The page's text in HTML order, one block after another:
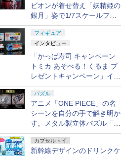
ビオンが着せ替え「妖精姫の
銀月」姿で1/7スケールフィ
ギュア化！
フィギュア
インタビュー
「かっぱ寿司 キャンペーン
トミカ あそべる！くるま プ
レゼントキャンペーン」イン
タビュー
パズル
アニメ「ONE PIECE」の名
シーンを自分の手で解き明か
す。メタル製立体パズル「は
ずる ONE PIECE」シリーズ
3種が登場
カプセルトイ
新幹線デザインのドリンクケ